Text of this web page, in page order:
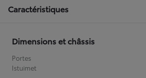
Caractéristiques
Dimensions et châssis
Portes
Istuimet